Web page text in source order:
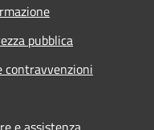
pubblica
contravvenzioni